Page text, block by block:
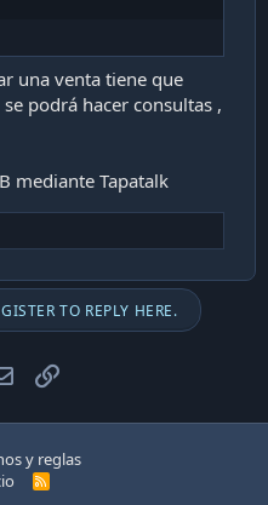
una venta tiene que
podrá hacer consultas ,
mediante Tapatalk
TO REPLY HERE.
Email
y reglas
R